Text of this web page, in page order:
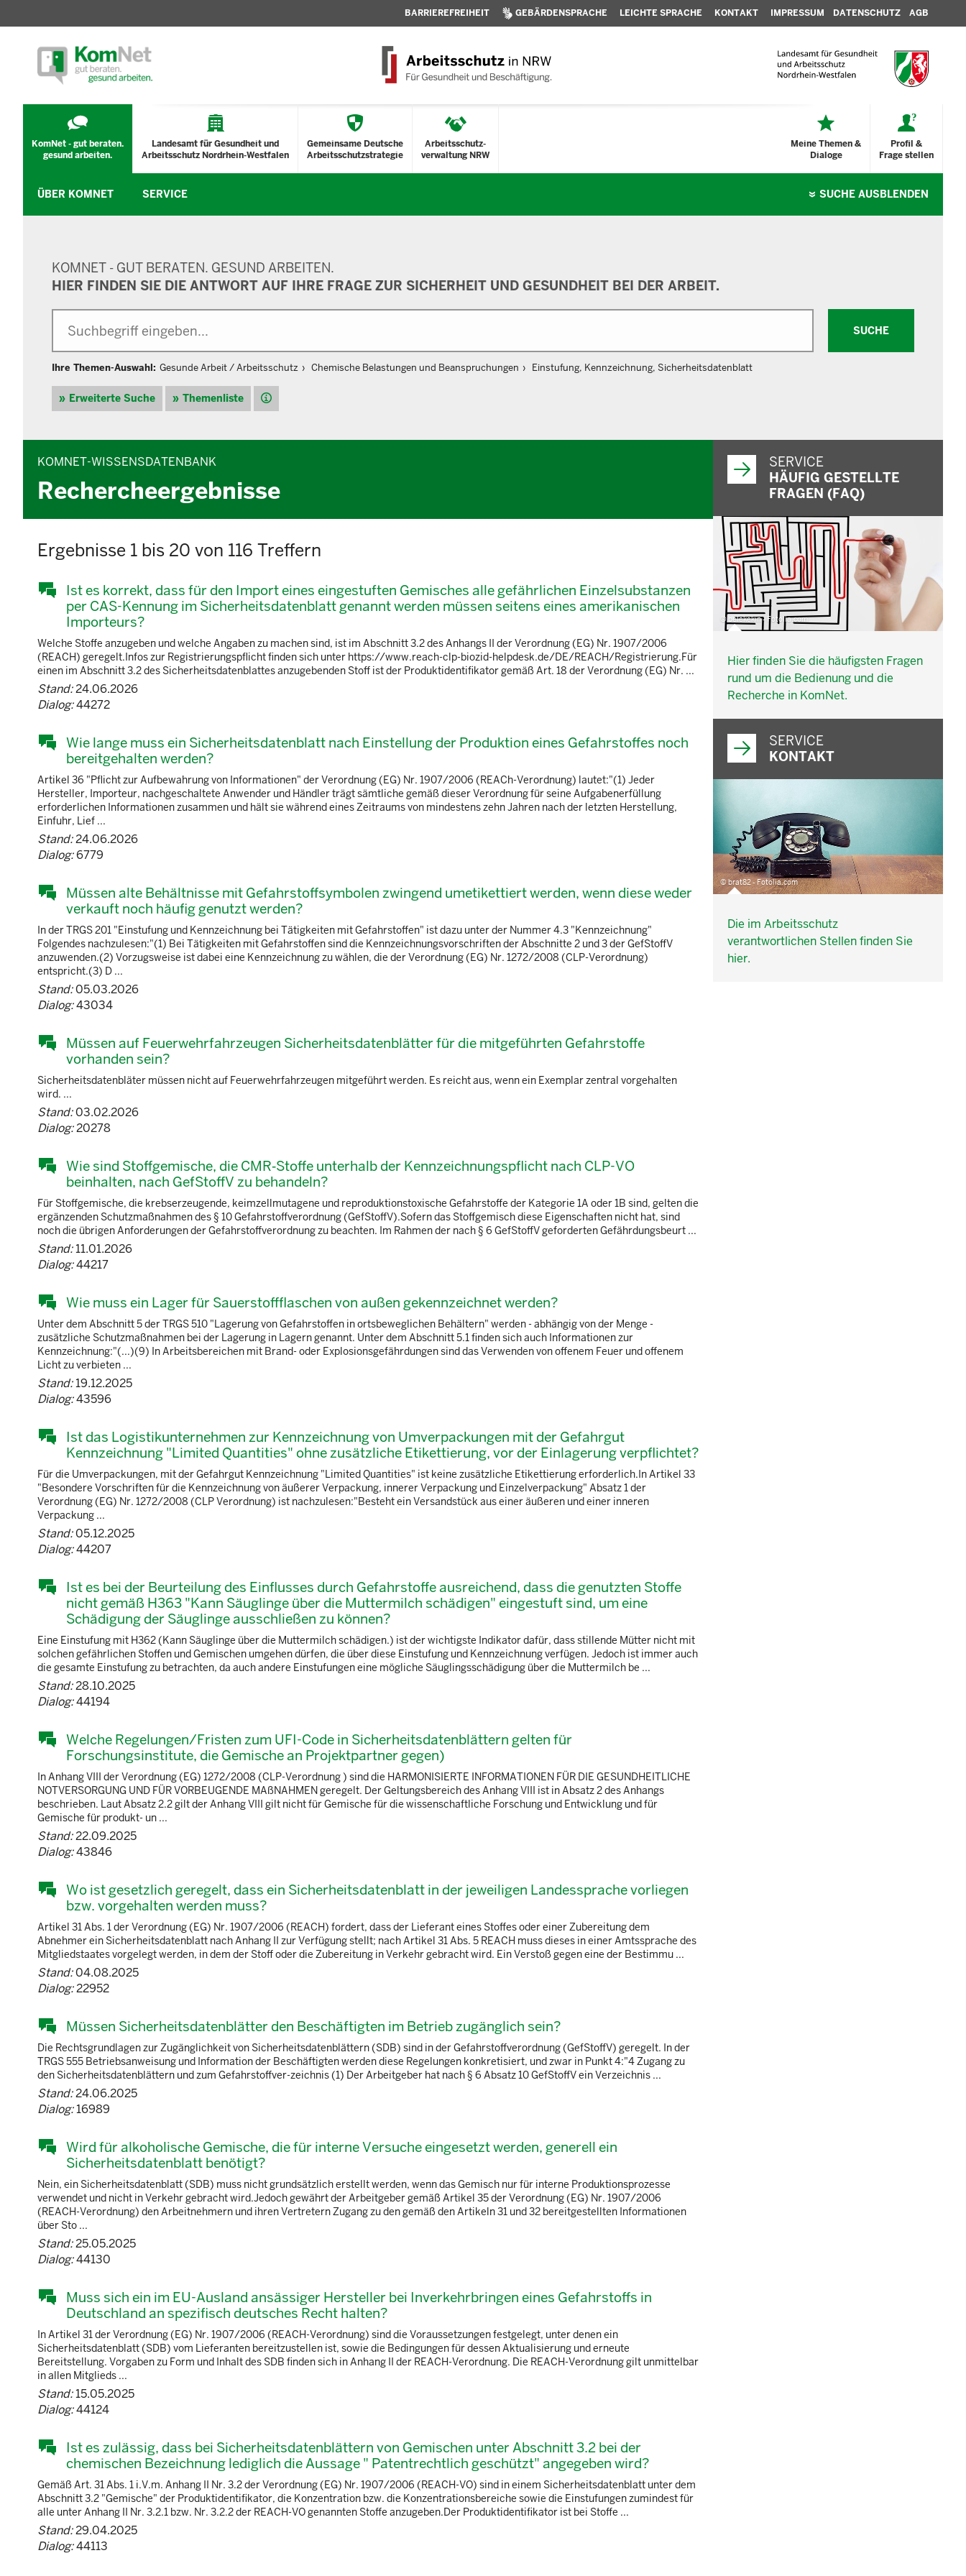
BARRIEREFREIHEIT GEBÄRDENSPRACHE LEICHTE SPRACHE KONTAKT IMPRESSUM DATENSCHUTZ AGB
KomNet - gut beraten.
gesund arbeiten.
Landesamt für Gesundheit und
Arbeitsschutz Nordrhein-Westfalen
Gemeinsame Deutsche
Arbeitsschutzstrategie
Arbeitsschutz-
verwaltung NRW
Profil &
Frage stellen
Meine Themen &
Dialoge
ÜBER KOMNET SERVICE SUCHE AUSBLENDEN
KOMNET - GUT BERATEN. GESUND ARBEITEN.
HIER FINDEN SIE DIE ANTWORT AUF IHRE FRAGE ZUR SICHERHEIT UND GESUNDHEIT BEI DER ARBEIT.
SUCHE
Ihre Themen-Auswahl: Gesunde Arbeit / Arbeitsschutz Chemische Belastungen und Beanspruchungen Einstufung, Kennzeichnung, Sicherheitsdatenblatt
Erweiterte Suche Themenliste Hilfe
KOMNET-WISSENSDATENBANK
Rechercheergebnisse
Ergebnisse 1 bis 20 von 116 Treffern
Ist es korrekt, dass für den Import eines eingestuften Gemisches alle gefährlichen Einzelsubstanzen
per CAS-Kennung im Sicherheitsdatenblatt genannt werden müssen seitens eines amerikanischen
Importeurs?
Welche Stoffe anzugeben und welche Angaben zu machen sind, ist im Abschnitt 3.2 des Anhangs II der Verordnung (EG) Nr. 1907/2006
(REACH) geregelt.Infos zur Registrierungspflicht finden sich unter https://www.reach-clp-biozid-helpdesk.de/DE/REACH/Registrierung.Für
einen im Abschnitt 3.2 des Sicherheitsdatenblattes anzugebenden Stoff ist der Produktidentifikator gemäß Art. 18 der Verordnung (EG) Nr. ...
Stand:24.06.2026
Dialog:44272
Wie lange muss ein Sicherheitsdatenblatt nach Einstellung der Produktion eines Gefahrstoffes noch
bereitgehalten werden?
Artikel 36 "Pflicht zur Aufbewahrung von Informationen" der Verordnung (EG) Nr. 1907/2006 (REACh-Verordnung) lautet:"(1) Jeder
Hersteller, Importeur, nachgeschaltete Anwender und Händler trägt sämtliche gemäß dieser Verordnung für seine Aufgabenerfüllung
erforderlichen Informationen zusammen und hält sie während eines Zeitraums von mindestens zehn Jahren nach der letzten Herstellung,
Einfuhr, Lief ...
Stand:24.06.2026
Dialog:6779
Müssen alte Behältnisse mit Gefahrstoffsymbolen zwingend umetikettiert werden, wenn diese weder
verkauft noch häufig genutzt werden?
In der TRGS 201 "Einstufung und Kennzeichnung bei Tätigkeiten mit Gefahrstoffen" ist dazu unter der Nummer 4.3 "Kennzeichnung"
Folgendes nachzulesen:"(1) Bei Tätigkeiten mit Gefahrstoffen sind die Kennzeichnungsvorschriften der Abschnitte 2 und 3 der GefStoffV
anzuwenden.(2) Vorzugsweise ist dabei eine Kennzeichnung zu wählen, die der Verordnung (EG) Nr. 1272/2008 (CLP-Verordnung)
entspricht.(3) D ...
Stand:05.03.2026
Dialog:43034
Müssen auf Feuerwehrfahrzeugen Sicherheitsdatenblätter für die mitgeführten Gefahrstoffe
vorhanden sein?
Sicherheitsdatenbläter müssen nicht auf Feuerwehrfahrzeugen mitgeführt werden. Es reicht aus, wenn ein Exemplar zentral vorgehalten
wird. ...
Stand:03.02.2026
Dialog:20278
Wie sind Stoffgemische, die CMR‑Stoffe unterhalb der Kennzeichnungspflicht nach CLP-VO
beinhalten, nach GefStoffV zu behandeln?
Für Stoffgemische, die krebserzeugende, keimzellmutagene und reproduktionstoxische Gefahrstoffe der Kategorie 1A oder 1B sind, gelten die
ergänzenden Schutzmaßnahmen des § 10 Gefahrstoffverordnung (GefStoffV).Sofern das Stoffgemisch diese Eigenschaften nicht hat, sind
noch die übrigen Anforderungen der Gefahrstoffverordnung zu beachten. Im Rahmen der nach § 6 GefStoffV geforderten Gefährdungsbeurt ...
Stand:11.01.2026
Dialog:44217
Wie muss ein Lager für Sauerstoffflaschen von außen gekennzeichnet werden?
Unter dem Abschnitt 5 der TRGS 510 "Lagerung von Gefahrstoffen in ortsbeweglichen Behältern" werden - abhängig von der Menge -
zusätzliche Schutzmaßnahmen bei der Lagerung in Lagern genannt. Unter dem Abschnitt 5.1 finden sich auch Informationen zur
Kennzeichnung:"(...)(9) In Arbeitsbereichen mit Brand- oder Explosionsgefährdungen sind das Verwenden von offenem Feuer und offenem
Licht zu verbieten ...
Stand:19.12.2025
Dialog:43596
Ist das Logistikunternehmen zur Kennzeichnung von Umverpackungen mit der Gefahrgut
Kennzeichnung "Limited Quantities" ohne zusätzliche Etikettierung, vor der Einlagerung verpflichtet?
Für die Umverpackungen, mit der Gefahrgut Kennzeichnung "Limited Quantities" ist keine zusätzliche Etikettierung erforderlich.In Artikel 33
"Besondere Vorschriften für die Kennzeichnung von äußerer Verpackung, innerer Verpackung und Einzelverpackung" Absatz 1 der
Verordnung (EG) Nr. 1272/2008 (CLP Verordnung) ist nachzulesen:"Besteht ein Versandstück aus einer äußeren und einer inneren
Verpackung ...
Stand:05.12.2025
Dialog:44207
Ist es bei der Beurteilung des Einflusses durch Gefahrstoffe ausreichend, dass die genutzten Stoffe
nicht gemäß H363 "Kann Säuglinge über die Muttermilch schädigen" eingestuft sind, um eine
Schädigung der Säuglinge ausschließen zu können?
Eine Einstufung mit H362 (Kann Säuglinge über die Muttermilch schädigen.) ist der wichtigste Indikator dafür, dass stillende Mütter nicht mit
solchen gefährlichen Stoffen und Gemischen umgehen dürfen, die über diese Einstufung und Kennzeichnung verfügen. Jedoch ist immer auch
die gesamte Einstufung zu betrachten, da auch andere Einstufungen eine mögliche Säuglingsschädigung über die Muttermilch be ...
Stand:28.10.2025
Dialog:44194
Welche Regelungen/Fristen zum UFI-Code in Sicherheitsdatenblättern gelten für
Forschungsinstitute, die Gemische an Projektpartner gegen)
In Anhang VIII der Verordnung (EG) 1272/2008 (CLP-Verordnung ) sind die HARMONISIERTE INFORMATIONEN FÜR DIE GESUNDHEITLICHE
NOTVERSORGUNG UND FÜR VORBEUGENDE MAßNAHMEN geregelt. Der Geltungsbereich des Anhang VIII ist in Absatz 2 des Anhangs
beschrieben. Laut Absatz 2.2 gilt der Anhang VIII gilt nicht für Gemische für die wissenschaftliche Forschung und Entwicklung und für
Gemische für produkt- un ...
Stand:22.09.2025
Dialog:43846
Wo ist gesetzlich geregelt, dass ein Sicherheitsdatenblatt in der jeweiligen Landessprache vorliegen
bzw. vorgehalten werden muss?
Artikel 31 Abs. 1 der Verordnung (EG) Nr. 1907/2006 (REACH) fordert, dass der Lieferant eines Stoffes oder einer Zubereitung dem
Abnehmer ein Sicherheitsdatenblatt nach Anhang II zur Verfügung stellt; nach Artikel 31 Abs. 5 REACH muss dieses in einer Amtssprache des
Mitgliedstaates vorgelegt werden, in dem der Stoff oder die Zubereitung in Verkehr gebracht wird. Ein Verstoß gegen eine der Bestimmu ...
Stand:04.08.2025
Dialog:22952
Müssen Sicherheitsdatenblätter den Beschäftigten im Betrieb zugänglich sein?
Die Rechtsgrundlagen zur Zugänglichkeit von Sicherheitsdatenblättern (SDB) sind in der Gefahrstoffverordnung (GefStoffV) geregelt. In der
TRGS 555 Betriebsanweisung und Information der Beschäftigten werden diese Regelungen konkretisiert, und zwar in Punkt 4:"4 Zugang zu
den Sicherheitsdatenblättern und zum Gefahrstoffver-zeichnis (1) Der Arbeitgeber hat nach § 6 Absatz 10 GefStoffV ein Verzeichnis ...
Stand:24.06.2025
Dialog:16989
Wird für alkoholische Gemische, die für interne Versuche eingesetzt werden, generell ein
Sicherheitsdatenblatt benötigt?
Nein, ein Sicherheitsdatenblatt (SDB) muss nicht grundsätzlich erstellt werden, wenn das Gemisch nur für interne Produktionsprozesse
verwendet und nicht in Verkehr gebracht wird.Jedoch gewährt der Arbeitgeber gemäß Artikel 35 der Verordnung (EG) Nr. 1907/2006
(REACH-Verordnung) den Arbeitnehmern und ihren Vertretern Zugang zu den gemäß den Artikeln 31 und 32 bereitgestellten Informationen
über Sto ...
Stand:25.05.2025
Dialog:44130
Muss sich ein im EU-Ausland ansässiger Hersteller bei Inverkehrbringen eines Gefahrstoffs in
Deutschland an spezifisch deutsches Recht halten?
In Artikel 31 der Verordnung (EG) Nr. 1907/2006 (REACH-Verordnung) sind die Voraussetzungen festgelegt, unter denen ein
Sicherheitsdatenblatt (SDB) vom Lieferanten bereitzustellen ist, sowie die Bedingungen für dessen Aktualisierung und erneute
Bereitstellung. Vorgaben zu Form und Inhalt des SDB finden sich in Anhang II der REACH-Verordnung. Die REACH-Verordnung gilt unmittelbar
in allen Mitglieds ...
Stand:15.05.2025
Dialog:44124
Ist es zulässig, dass bei Sicherheitsdatenblättern von Gemischen unter Abschnitt 3.2 bei der
chemischen Bezeichnung lediglich die Aussage " Patentrechtlich geschützt" angegeben wird?
Gemäß Art. 31 Abs. 1 i.V.m. Anhang II Nr. 3.2 der Verordnung (EG) Nr. 1907/2006 (REACH-VO) sind in einem Sicherheitsdatenblatt unter dem
Abschnitt 3.2 "Gemische" der Produktidentifikator, die Konzentration bzw. die Konzentrationsbereiche sowie die Einstufungen zumindest für
alle unter Anhang II Nr. 3.2.1 bzw. Nr. 3.2.2 der REACH-VO genannten Stoffe anzugeben.Der Produktidentifikator ist bei Stoffe ...
Stand:29.04.2025
Dialog:44113
SERVICE
HÄUFIG GESTELLTE
FRAGEN (FAQ)
© belekekin - Fotolia.com
Hier finden Sie die häufigsten Fragen
rund um die Bedienung und die
Recherche in KomNet.
SERVICE
KONTAKT
© brat82 - Fotolia.com
Die im Arbeitsschutz
verantwortlichen Stellen finden Sie
hier.